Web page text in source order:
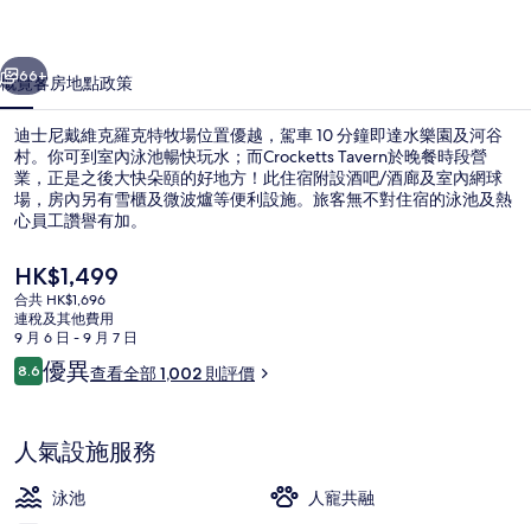
克
特
牧
場
相
片
集
個 下一個
66+
概覽客房地點政策
迪士尼戴維克羅克特牧場位置優越，駕車 10 分鐘即達水樂園及河谷
村。你可到室內泳池暢快玩水；而Crocketts Tavern於晚餐時段營
業，正是之後大快朵頤的好地方！此住宿附設酒吧/酒廊及室內網球
場，房內另有雪櫃及微波爐等便利設施。旅客無不對住宿的泳池及熱
心員工讚譽有加。
現
價
HK$1,499
HK$1,499
合共 HK$1,696
連稅及其他費用
9 月 6 日 - 9 月 7 日
評
價
8.68.6 分，滿分 10 分，
優異查看全部 1,002 則評價
人氣設施服務
泳池
人寵共融